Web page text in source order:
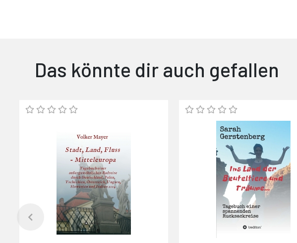
Das könnte dir auch gefallen